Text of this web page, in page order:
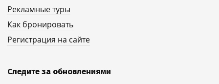
Рекламные туры
Как бронировать
Регистрация на сайте
Следите за обновлениями